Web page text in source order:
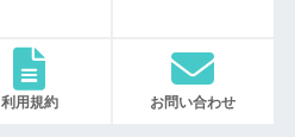
利用規約 お問い合わせ